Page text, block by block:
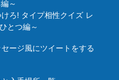
～
ろ! タイプ相性クイズ レ
とつ編～
ージ風にツイートをする